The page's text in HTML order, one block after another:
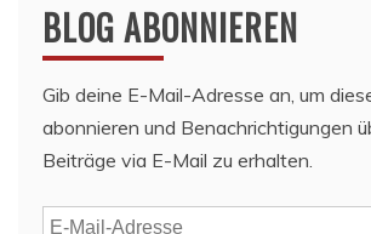
BLOG ABONNIEREN
Gib deine E-Mail-Adresse an, um
abonnieren und Benachrichtigungen
Beiträge via E-Mail zu erhalten.
E-